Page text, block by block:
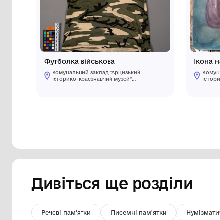
Інші предмети